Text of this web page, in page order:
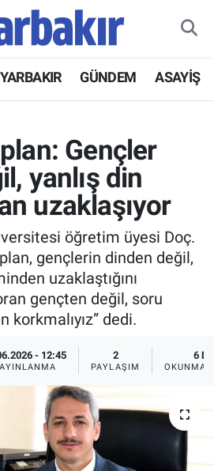
GÜNDEM ASAYİŞ
Gençler
yanlış din
uzaklaşıyor
öğretim üyesi Doç.
gençlerin dinden değil,
uzaklaştığını
gençten değil, soru
korkmalıyız” dedi.
- 12:45 2
PAYLAŞIM
6 DK
OKUNMA